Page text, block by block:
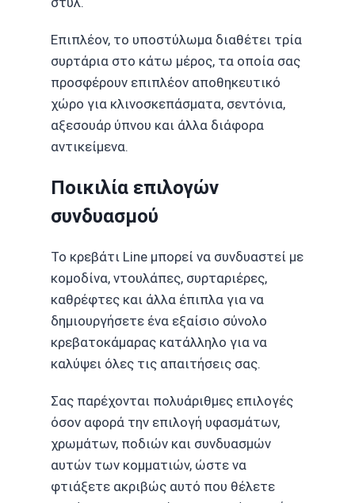
Επιπλέον, το υποστύλωμα διαθέτει τρία
συρτάρια στο κάτω μέρος, τα οποία σας
προσφέρουν επιπλέον αποθηκευτικό
χώρο για κλινοσκεπάσματα, σεντόνια,
αξεσουάρ ύπνου και άλλα διάφορα
αντικείμενα.
Ποικιλία επιλογών
συνδυασμού
Το κρεβάτι Line μπορεί να συνδυαστεί με
κομοδίνα, ντουλάπες, συρταριέρες,
καθρέφτες και άλλα έπιπλα για να
δημιουργήσετε ένα εξαίσιο σύνολο
κρεβατοκάμαρας κατάλληλο για να
καλύψει όλες τις απαιτήσεις σας.
Σας παρέχονται πολυάριθμες επιλογές
όσον αφορά την επιλογή υφασμάτων,
χρωμάτων, ποδιών και συνδυασμών
αυτών των κομματιών, ώστε να
φτιάξετε ακριβώς αυτό που θέλετε